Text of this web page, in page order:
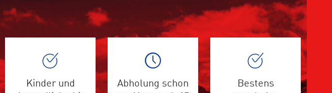
Kinder und
Abholung schon
Bestens